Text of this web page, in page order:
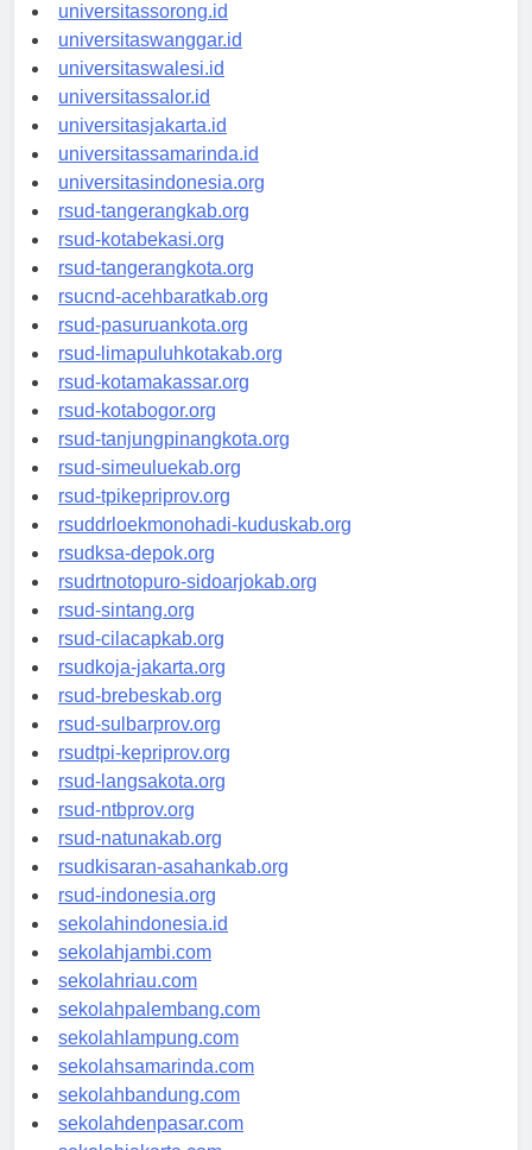
universitassorong.id
universitaswanggar.id
universitaswalesi.id
universitassalor.id
universitasjakarta.id
universitassamarinda.id
universitasindonesia.org
rsud-tangerangkab.org
rsud-kotabekasi.org
rsud-tangerangkota.org
rsucnd-acehbaratkab.org
rsud-pasuruankota.org
rsud-limapuluhkotakab.org
rsud-kotamakassar.org
rsud-kotabogor.org
rsud-tanjungpinangkota.org
rsud-simeuluekab.org
rsud-tpikepriprov.org
rsuddrloekmonohadi-kuduskab.org
rsudksa-depok.org
rsudrtnotopuro-sidoarjokab.org
rsud-sintang.org
rsud-cilacapkab.org
rsudkoja-jakarta.org
rsud-brebeskab.org
rsud-sulbarprov.org
rsudtpi-kepriprov.org
rsud-langsakota.org
rsud-ntbprov.org
rsud-natunakab.org
rsudkisaran-asahankab.org
rsud-indonesia.org
sekolahindonesia.id
sekolahjambi.com
sekolahriau.com
sekolahpalembang.com
sekolahlampung.com
sekolahsamarinda.com
sekolahbandung.com
sekolahdenpasar.com